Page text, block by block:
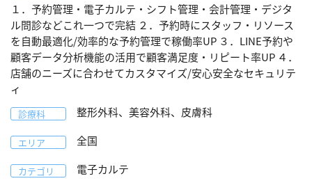
１．予約管理・電子カルテ・シフト管理・会計管理・デジタ
ル問診などこれ一つで完結 ２．予約時にスタッフ・リソース
を自動最適化/効率的な予約管理で稼働率UP ３．LINE予約や
顧客データ分析機能の活用で顧客満足度・リピート率UP ４．
店舗のニーズに合わせてカスタマイズ/安心安全なセキュリテ
ィ
診療科 整形外科、美容外科、皮膚科
エリア 全国
カテゴリ 電子カルテ